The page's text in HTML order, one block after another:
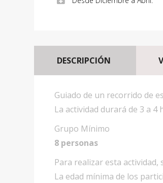
DESCRIPCIÓN
Guiado de un recorrido de
La actividad durará de 3 a
Grupo Mí­nimo
8 personas
Para realizar esta
La edad mínima de los